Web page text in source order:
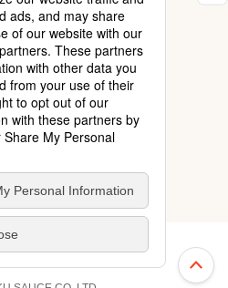
SNS一覧
ご利用規約
スペシャルサイト一覧